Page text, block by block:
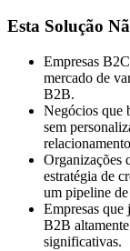
Esta Solução
Empresas
mercado de
B2B.
Negócios que
sem
Organizações
estratégia de
um pipeline
Empresas que
B2B
significativas.